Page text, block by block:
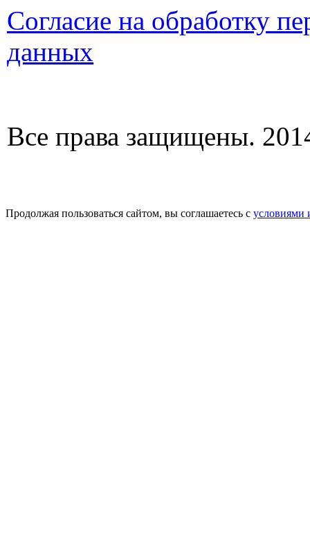
Согласие на обработку
данных
Все права защищены.
Продолжая пользоваться сайтом, вы соглашаетесь с условиями